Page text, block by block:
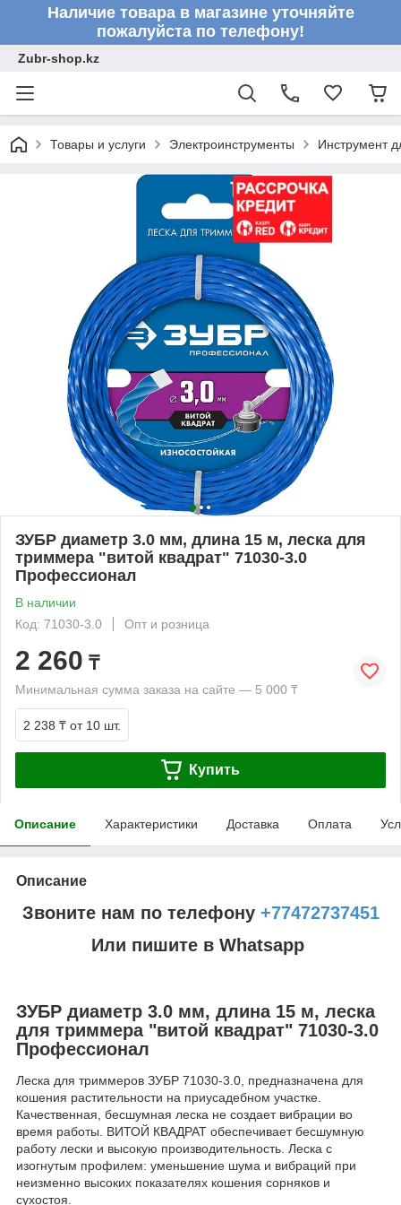
Наличие товара в магазине уточняйте
пожалуйста по телефону!
Zubr-shop.kz
Товары и услуги Электроинструменты Инструмент
ЗУБР диаметр 3.0 мм, длина 15 м, леска для
триммера "витой квадрат" 71030-3.0
Профессионал
В наличии
Код: 71030-3.0
Опт и розница
2 260 ₸
Минимальная сумма заказа на сайте — 5 000 ₸
2 238 ₸ от 10 шт.
Купить
Описание Характеристики Доставка Оплата
Описание
Звоните нам по телефону +77472737451
Или пишите в Whatsapp
ЗУБР диаметр 3.0 мм, длина 15 м, леска
для триммера "витой квадрат" 71030-3.0
Профессионал
Леска для триммеров ЗУБР 71030-3.0, предназначена для
кошения растительности на приусадебном участке.
Качественная, бесшумная леска не создает вибрации во
время работы. ВИТОЙ КВАДРАТ обеспечивает бесшумную
работу лески и высокую производительность. Леска с
изогнутым профилем: уменьшение шума и вибраций при
неизменно высоких показателях кошения сорняков и
сухостоя.